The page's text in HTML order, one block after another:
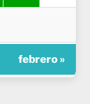
febrero »